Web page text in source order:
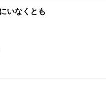
いなくとも